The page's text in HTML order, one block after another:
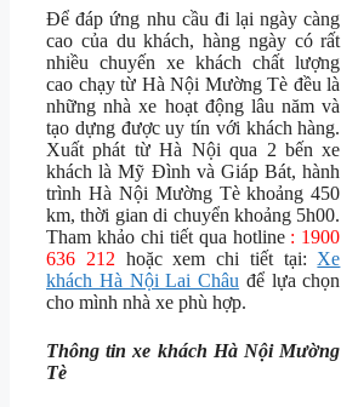
Để đáp ứng nhu cầu đi lại ngày càng
cao của du khách, hàng ngày có rất
nhiều chuyến xe khách chất lượng
cao chạy từ Hà Nội Mường Tè đều là
những nhà xe hoạt động lâu năm và
tạo dựng được uy tín với khách hàng.
Xuất phát từ Hà Nội qua 2 bến xe
khách là Mỹ Đình và Giáp Bát, hành
trình Hà Nội Mường Tè khoảng 450
km, thời gian di chuyển khoảng 5h00.
Tham khảo chi tiết qua hotline : 1900
636 212 hoặc xem chi tiết tại: Xe
khách Hà Nội Lai Châu để lựa chọn
cho mình nhà xe phù hợp.
Thông tin xe khách Hà Nội Mường
Tè